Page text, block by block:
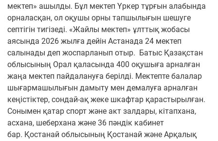
мектеп» ашылды. Бұл мектеп Үркер тұрғын алабында
орналасқан, ол оқушы орны тапшылығын шешуге
септігін тигізеді. «Жайлы мектеп» ұлттық жобасы
аясында 2026 жылға дейін Астанада 24 мектеп
салынады деп жоспарланып отыр. Батыс Қазақстан
облысының Орал қаласында 400 оқушыға арналған
жаңа мектеп пайдалануға берілді. Мектепте балалар
шығармашылығын дамыту мен демалуға арналған
кеңістіктер, сондай-ақ жеке шкафтар қарастырылған.
Сонымен қатар спорт және акт залдары, кітапхана,
асхана, шеберхана және 36 пәндік кабинет
бар. Қостанай облысының Қостанай және Арқалық